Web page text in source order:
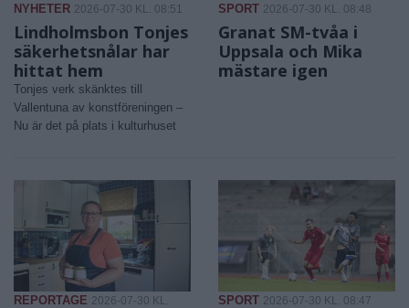
NYHETER 2026-07-30 KL. 08:51
Lindholmsbon Tonjes
säkerhetsnålar har
hittat hem
Tonjes verk skänktes till
Vallentuna av konstföreningen –
Nu är det på plats i kulturhuset
SPORT 2026-07-30 KL. 08:48
Granat SM-tvåa i
Uppsala och Mika
mästare igen
REPORTAGE 2026-07-30 KL.
SPORT 2026-07-30 KL. 08:47